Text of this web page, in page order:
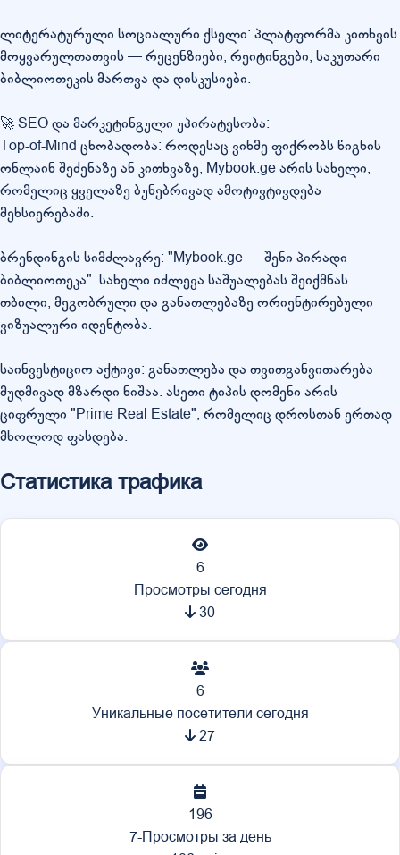
ლიტერატურული სოციალური ქსელი: პლატფორმა კითხვის
მოყვარულთათვის — რეცენზიები, რეიტინგები, საკუთარი
ბიბლიოთეკის მართვა და დისკუსიები.
🚀 SEO და მარკეტინგული უპირატესობა:
Top-of-Mind ცნობადობა: როდესაც ვინმე ფიქრობს წიგნის
ონლაინ შეძენაზე ან კითხვაზე, Mybook.ge არის სახელი,
რომელიც ყველაზე ბუნებრივად ამოტივტივდება
მეხსიერებაში.
ბრენდინგის სიმძლავრე: "Mybook.ge — შენი პირადი
ბიბლიოთეკა". სახელი იძლევა საშუალებას შეიქმნას
თბილი, მეგობრული და განათლებაზე ორიენტირებული
ვიზუალური იდენტობა.
საინვესტიციო აქტივი: განათლება და თვითგანვითარება
მუდმივად მზარდი ნიშაა. ასეთი ტიპის დომენი არის
ციფრული "Prime Real Estate", რომელიც დროსთან ერთად
მხოლოდ ფასდება.
Статистика трафика
6
Просмотры сегодня
30
6
Уникальные посетители сегодня
27
196
7-Просмотры за день